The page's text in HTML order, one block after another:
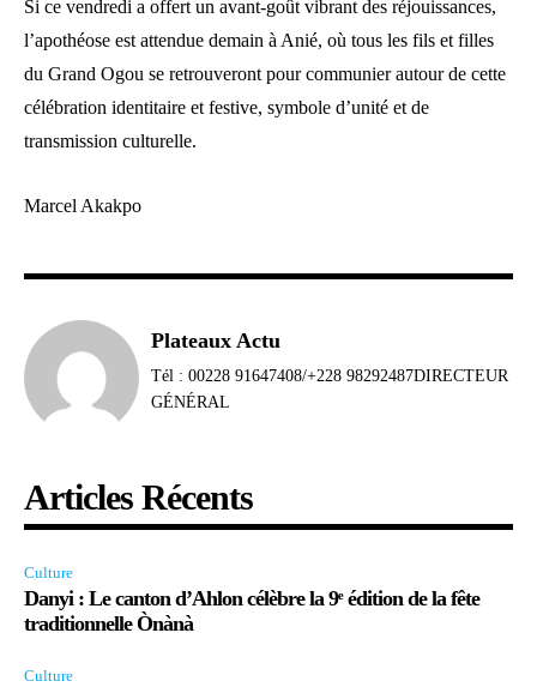
Si ce vendredi a offert un avant-goût vibrant des réjouissances,
l’apothéose est attendue demain à Anié, où tous les fils et filles
du Grand Ogou se retrouveront pour communier autour de cette
célébration identitaire et festive, symbole d’unité et de
transmission culturelle.
Marcel Akakpo
Plateaux Actu
Tél : 00228 91647408/+228 98292487DIRECTEUR
GÉNÉRAL
Articles Récents
Culture
Danyi : Le canton d’Ahlon célèbre la 9ᵉ édition de la fête
traditionnelle Ònànà
Culture